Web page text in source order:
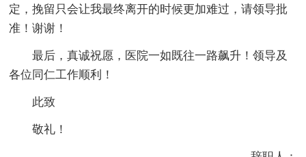
定，挽留只会让我最终离开的时候更加难过，请领导批
准！谢谢！
最后，真诚祝愿，医院一如既往一路飙升！领导及
各位同仁工作顺利！
此致
敬礼！